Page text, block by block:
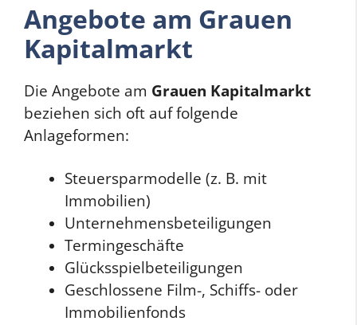
Angebote am Grauen
Kapitalmarkt
Die Angebote am Grauen Kapitalmarkt
beziehen sich oft auf folgende
Anlageformen:
Steuersparmodelle (z. B. mit
Immobilien)
Unternehmensbeteiligungen
Termingeschäfte
Glücksspielbeteiligungen
Geschlossene Film-, Schiffs- oder
Immobilienfonds